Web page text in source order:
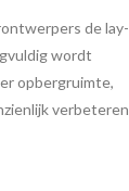
de lay-
wordt
opbergruimte,
verbeteren